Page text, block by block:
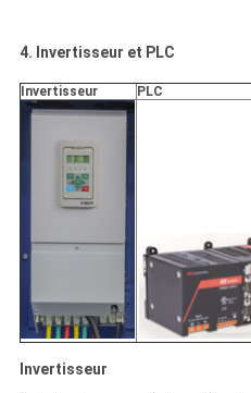
4. Invertisseur et PLC
Invertisseur PLC
Invertisseur